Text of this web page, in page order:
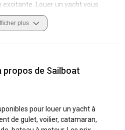
Louer un yacht vous
du voyage. Il vous place
naviguant avec une
C'est le choix préféré des
et itinéraires
une opportunité unique
les plus
plus
propos de Sailboat
pour louer un yacht à
de gulet, voilier, catamaran,